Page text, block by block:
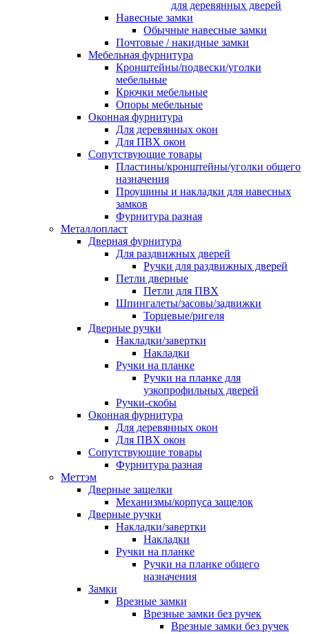
для деревянных дверей
Навесные замки
Обычные навесные замки
Почтовые / накидные замки
Мебельная фурнитура
Кронштейны/подвески/уголки
мебельные
Крючки мебельные
Опоры мебельные
Оконная фурнитура
Для деревянных окон
Для ПВХ окон
Сопутствующие товары
Пластины/кронштейны/уголки общего
назначения
Проушины и накладки для навесных
замков
Фурнитура разная
Металлопласт
Дверная фурнитура
Для раздвижных дверей
Ручки для раздвижных дверей
Петли дверные
Петли для ПВХ
Шпингалеты/засовы/задвижки
Торцевые/ригеля
Дверные ручки
Накладки/завертки
Накладки
Ручки на планке
Ручки на планке для
узкопрофильных дверей
Ручки-скобы
Оконная фурнитура
Для деревянных окон
Для ПВХ окон
Сопутствующие товары
Фурнитура разная
Меттэм
Дверные защелки
Механизмы/корпуса защелок
Дверные ручки
Накладки/завертки
Накладки
Ручки на планке
Ручки на планке общего
назначения
Замки
Врезные замки
Врезные замки без ручек
Врезные замки без ручек